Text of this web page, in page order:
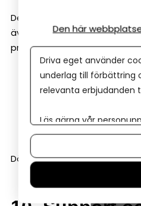
Det bokföringsprogram du
även när företaget växer.
programmet även kan
löner
projektredovisning
fler användare
Då slipper du byta system
Den här
Driva eget använder
underlag till förbättring
relevanta erbjudanden
Läs gärna vår
Om du vill ändra ditt